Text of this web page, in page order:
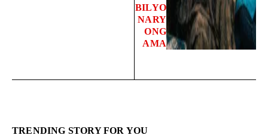
BILYO
NARY
ONG
AMA
TRENDING STORY FOR YOU